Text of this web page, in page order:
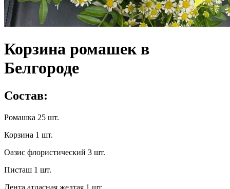
Корзина ромашек в
Белгороде
Состав:
Ромашка 25 шт.
Корзина 1 шт.
Оазис флористический 3 шт.
Писташ 1 шт.
Лента атласная желтая 1 шт.